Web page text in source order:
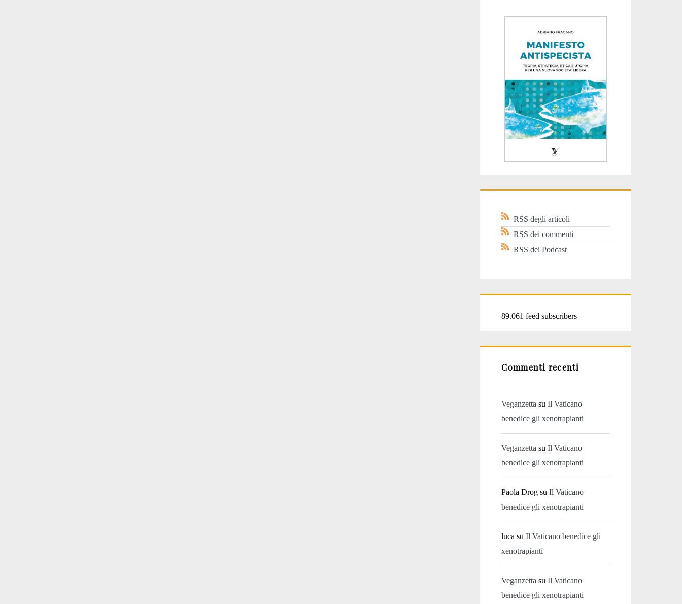
RSS degli articoli
RSS dei commenti
RSS dei Podcast
89.061 feed subscribers
Commenti recenti
Veganzetta suIl Vaticano
benedice gli xenotrapianti
Veganzetta suIl Vaticano
benedice gli xenotrapianti
Paola Drog suIl Vaticano
benedice gli xenotrapianti
luca suIl Vaticano benedice gli
xenotrapianti
Veganzetta suIl Vaticano
benedice gli xenotrapianti